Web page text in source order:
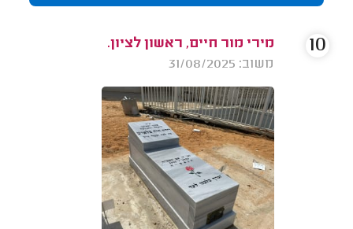
מירי מור חיים, ראשון לציון.
משוב: 31/08/2025
10